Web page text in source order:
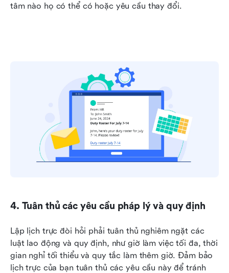
tâm nào họ có thể có hoặc yêu cầu thay đổi.
4. Tuân thủ các yêu cầu pháp lý và quy định
Lập lịch trực đòi hỏi phải tuân thủ nghiêm ngặt các
luật lao động và quy định, như giờ làm việc tối đa, thời
gian nghỉ tối thiểu và quy tắc làm thêm giờ. Đảm bảo
lịch trực của bạn tuân thủ các yêu cầu này để tránh